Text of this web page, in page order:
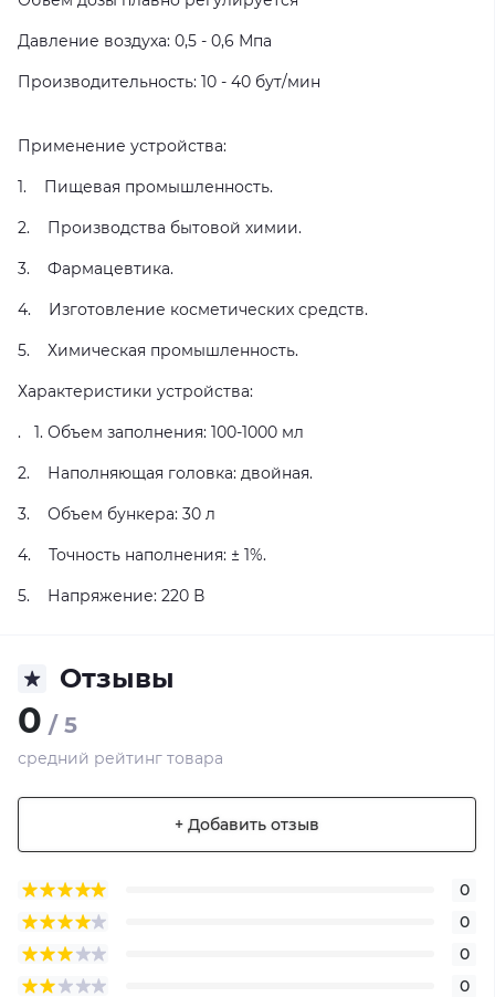
Давление воздуха: 0,5 - 0,6 Мпа
Производительность: 10 - 40 бут/мин
Применение устройства:
1. Пищевая промышленность.
2. Производства бытовой химии.
3. Фармацевтика.
4. Изготовление косметических средств.
5. Химическая промышленность.
Характеристики устройства:
. 1. Объем заполнения: 100-1000 мл
2. Наполняющая головка: двойная.
3. Объем бункера: 30 л
4. Точность наполнения: ± 1%.
5. Напряжение: 220 В
Отзывы
0 / 5
средний рейтинг товара
+ Добавить отзыв
0
0
0
0